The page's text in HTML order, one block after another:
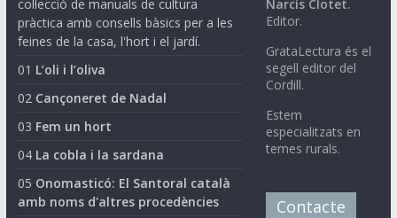
col·lecció de manuals de cultura
pràctica amb consells bàsics per a les
feines de la casa, l'hort i el jardí.
01 L’oli i l’oliva
02 Cançoneret de Nadal
03 Fem un hort
04 La cobla i la sardana
05 Onomasticó: El Santoral català
amb noms d'altres procedències
Narcís Clotet.
Editor.
GrataLectura és el
segell editor del
Cordill.
Estem
especialitzats en
temes rurals.
Contacte